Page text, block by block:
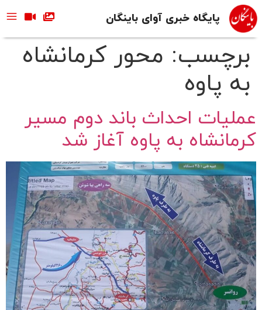
پایگاه خبری آوای باینگان
برچسب: محور کرمانشاه
به پاوه
عملیات احداث باند دوم مسیر
کرمانشاه به پاوه آغاز شد